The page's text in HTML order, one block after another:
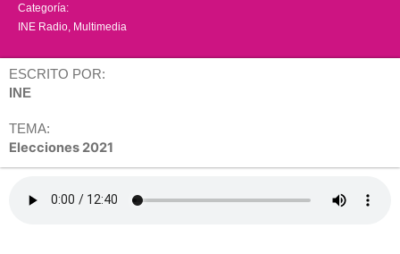
Categoría:
INE Radio Multimedia
ESCRITO POR:
INE
TEMA:
Elecciones 2021